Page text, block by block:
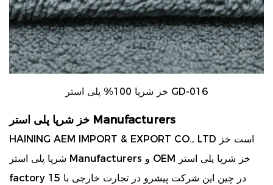
خز شرپا 100% پلی استر GD-016
خز شرپا پلی استر Manufacturers
HAINING AEM IMPORT & EXPORT CO., LTD است خز
شرپا پلی استر Manufacturers
OEM خز شرپا پلی استر
factory